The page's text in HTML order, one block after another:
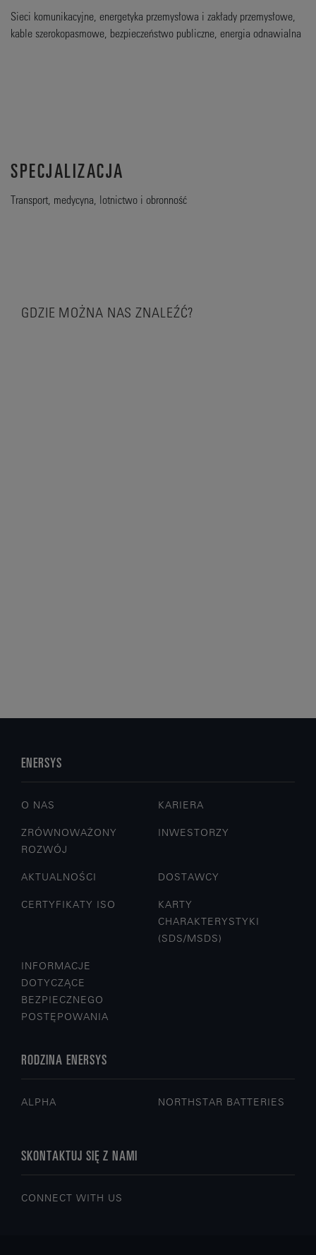
Sieci komunikacyjne, energetyka przemysłowa i zakłady przemysłowe,
kable szerokopasmowe, bezpieczeństwo publiczne, energia odnawialna
SPECJALIZACJA
Transport, medycyna, lotnictwo i obronność
GDZIE MOŻNA NAS ZNALEŹĆ?
ENERSYS
O NAS KARIERA
ZRÓWNOWAŻONY
ROZWÓJ
INWESTORZY
AKTUALNOŚCI DOSTAWCY
CERTYFIKATY ISO
KARTY
CHARAKTERYSTYKI
(SDS/MSDS)
INFORMACJE
DOTYCZĄCE
BEZPIECZNEGO
POSTĘPOWANIA
RODZINA ENERSYS
ALPHA NORTHSTAR BATTERIES
SKONTAKTUJ SIĘ Z NAMI
CONNECT WITH US